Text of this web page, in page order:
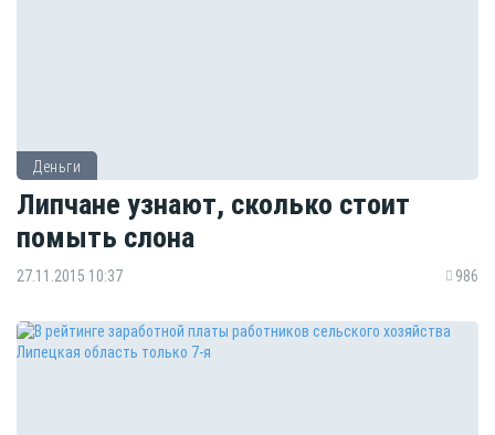
Деньги
Липчане узнают, сколько стоит
помыть слона
27.11.2015 10:37 986